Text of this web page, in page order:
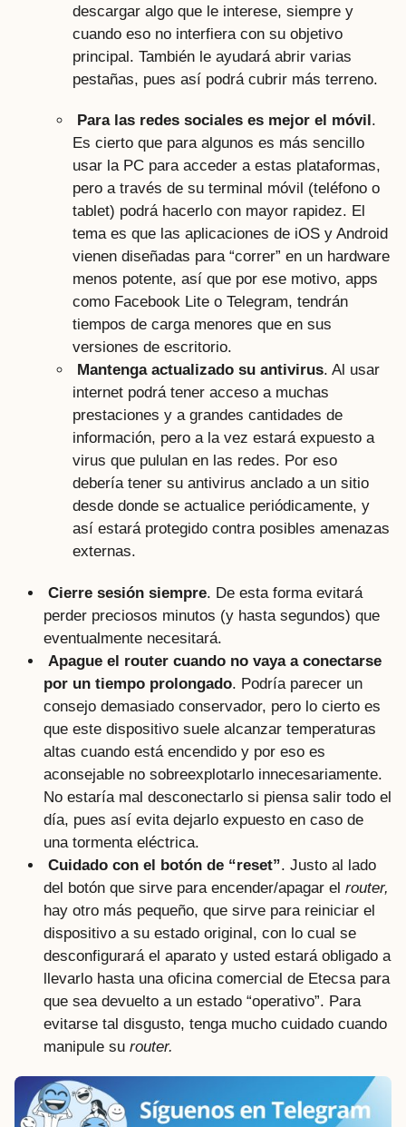
descargar algo que le interese, siempre y
cuando eso no interfiera con su objetivo
principal. También le ayudará abrir varias
pestañas, pues así podrá cubrir más terreno.
Para las redes sociales es mejor el móvil .
Es cierto que para algunos es más sencillo
usar la PC para acceder a estas plataformas,
pero a través de su terminal móvil (teléfono o
tablet) podrá hacerlo con mayor rapidez. El
tema es que las aplicaciones de iOS y Android
vienen diseñadas para “correr” en un hardware
menos potente, así que por ese motivo, apps
como Facebook Lite o Telegram, tendrán
tiempos de carga menores que en sus
versiones de escritorio.
Mantenga actualizado su antivirus. Al usar
internet podrá tener acceso a muchas
prestaciones y a grandes cantidades de
información, pero a la vez estará expuesto a
virus que pululan en las redes. Por eso
debería tener su antivirus anclado a un sitio
desde donde se actualice periódicamente, y
así estará protegido contra posibles amenazas
externas.
Cierre sesión siempre. De esta forma evitará
perder preciosos minutos (y hasta segundos) que
eventualmente necesitará.
Apague el router cuando no vaya a conectarse
por un tiempo prolongado. Podría parecer un
consejo demasiado conservador, pero lo cierto es
que este dispositivo suele alcanzar temperaturas
altas cuando está encendido y por eso es
aconsejable no sobreexplotarlo innecesariamente.
No estaría mal desconectarlo si piensa salir todo el
día, pues así evita dejarlo expuesto en caso de
una tormenta eléctrica.
Cuidado con el botón de “reset”. Justo al lado
del botón que sirve para encender/apagar el router,
hay otro más pequeño, que sirve para reiniciar el
dispositivo a su estado original, con lo cual se
desconfigurará el aparato y usted estará obligado a
llevarlo hasta una oficina comercial de Etecsa para
que sea devuelto a un estado “operativo”. Para
evitarse tal disgusto, tenga mucho cuidado cuando
manipule su router.